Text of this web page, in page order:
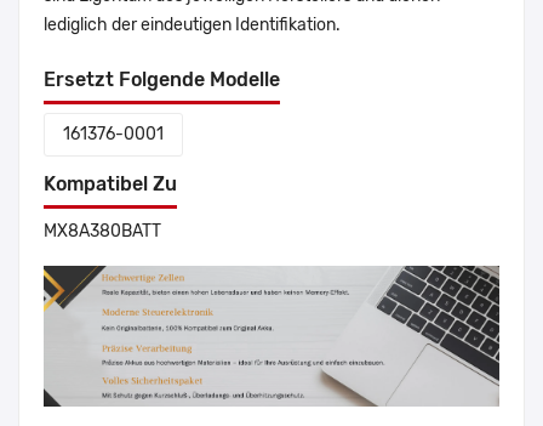
lediglich der eindeutigen Identifikation.
Ersetzt Folgende Modelle
161376-0001
Kompatibel Zu
MX8A380BATT